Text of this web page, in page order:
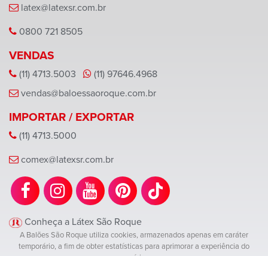
latex@latexsr.com.br
0800 721 8505
VENDAS
(11) 4713.5003
(11) 97646.4968
vendas@baloessaoroque.com.br
IMPORTAR / EXPORTAR
(11) 4713.5000
comex@latexsr.com.br
Conheça a Látex São Roque
A Balões São Roque utiliza cookies, armazenados apenas em caráter
temporário, a fim de obter estatísticas para aprimorar a experiência do